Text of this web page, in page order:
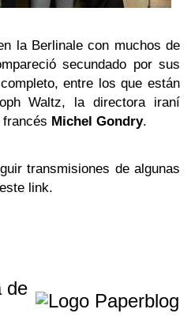
la Berlinale con muchos de
secundado por sus
entre los que están
Waltz, la directora iraní
Michel Gondry.
transmisiones de algunas
link.
de